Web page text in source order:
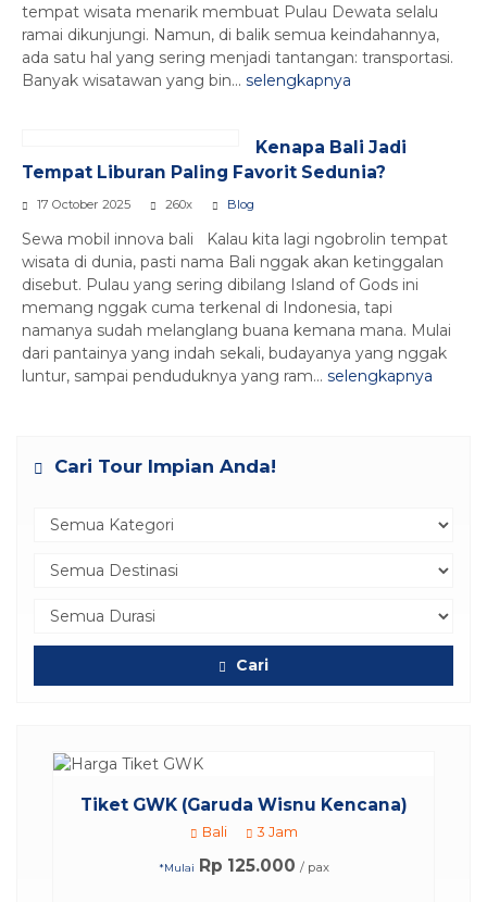
tempat wisata menarik membuat Pulau Dewata selalu
ramai dikunjungi. Namun, di balik semua keindahannya,
ada satu hal yang sering menjadi tantangan: transportasi.
Banyak wisatawan yang bin... selengkapnya
Kenapa Bali Jadi
Tempat Liburan Paling Favorit Sedunia?
17 October 2025 260x Blog
Sewa mobil innova bali Kalau kita lagi ngobrolin tempat
wisata di dunia, pasti nama Bali nggak akan ketinggalan
disebut. Pulau yang sering dibilang Island of Gods ini
memang nggak cuma terkenal di Indonesia, tapi
namanya sudah melanglang buana kemana mana. Mulai
dari pantainya yang indah sekali, budayanya yang nggak
luntur, sampai penduduknya yang ram... selengkapnya
Cari Tour Impian Anda!
Cari
Tiket GWK (Garuda Wisnu Kencana)
Bali 3 Jam
*Mulai Rp 125.000 / pax